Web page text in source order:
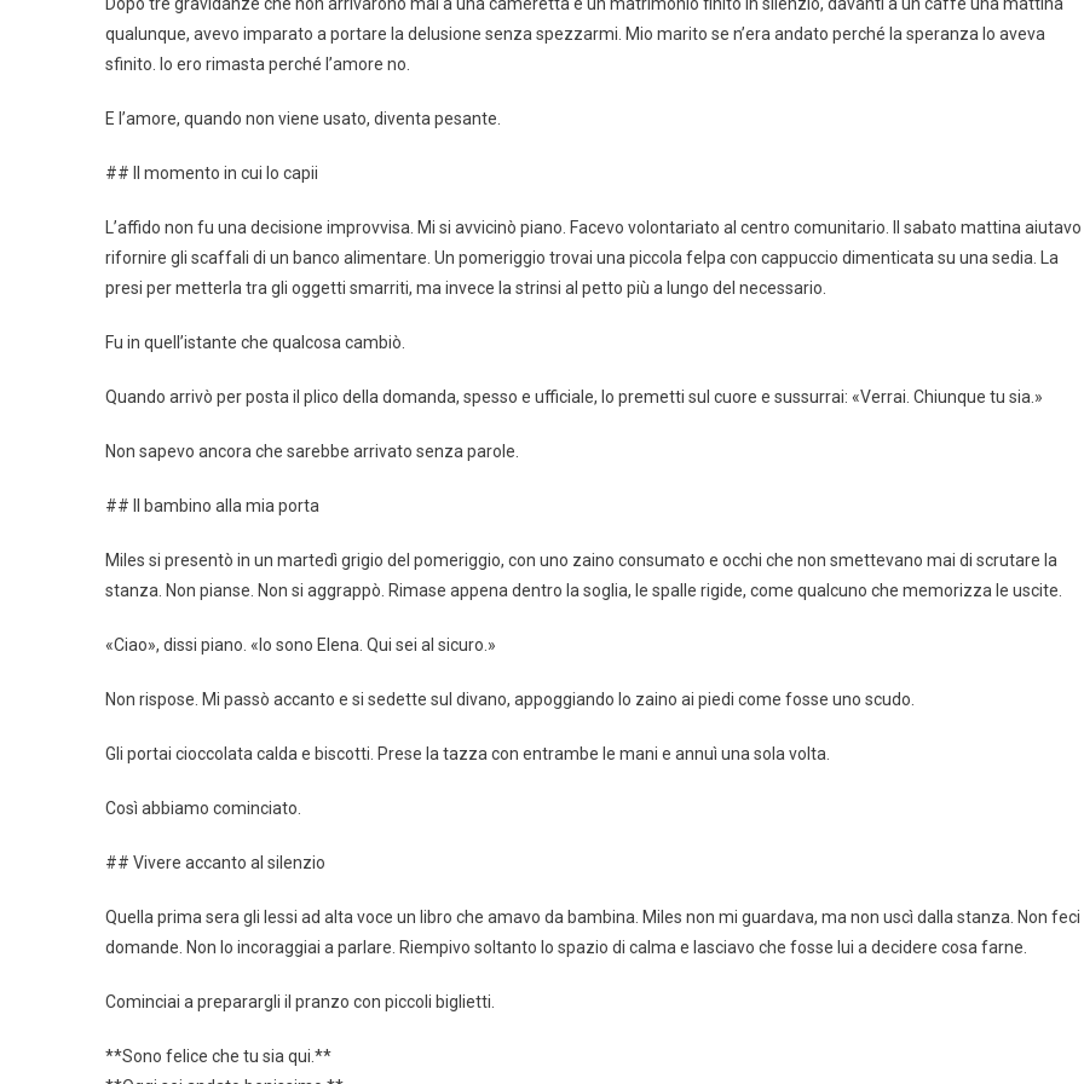
qualunque, avevo imparato a portare la delusione senza spezzarmi. Mio marito se n’era andato perché la speranza lo aveva
sfinito. Io ero rimasta perché l’amore no.
E l’amore, quando non viene usato, diventa pesante.
## Il momento in cui lo capii
L’affido non fu una decisione improvvisa. Mi si avvicinò piano. Facevo volontariato al centro comunitario. Il sabato mattina aiutavo
rifornire gli scaffali di un banco alimentare. Un pomeriggio trovai una piccola felpa con cappuccio dimenticata su una sedia. La
presi per metterla tra gli oggetti smarriti, ma invece la strinsi al petto più a lungo del necessario.
Fu in quell’istante che qualcosa cambiò.
Quando arrivò per posta il plico della domanda, spesso e ufficiale, lo premetti sul cuore e sussurrai: «Verrai. Chiunque tu sia.»
Non sapevo ancora che sarebbe arrivato senza parole.
## Il bambino alla mia porta
Miles si presentò in un martedì grigio del pomeriggio, con uno zaino consumato e occhi che non smettevano mai di scrutare la
stanza. Non pianse. Non si aggrappò. Rimase appena dentro la soglia, le spalle rigide, come qualcuno che memorizza le uscite.
«Ciao», dissi piano. «Io sono Elena. Qui sei al sicuro.»
Non rispose. Mi passò accanto e si sedette sul divano, appoggiando lo zaino ai piedi come fosse uno scudo.
Gli portai cioccolata calda e biscotti. Prese la tazza con entrambe le mani e annuì una sola volta.
Così abbiamo cominciato.
## Vivere accanto al silenzio
Quella prima sera gli lessi ad alta voce un libro che amavo da bambina. Miles non mi guardava, ma non uscì dalla stanza. Non feci
domande. Non lo incoraggiai a parlare. Riempivo soltanto lo spazio di calma e lasciavo che fosse lui a decidere cosa farne.
Cominciai a preparargli il pranzo con piccoli biglietti.
**Sono felice che tu sia qui.**